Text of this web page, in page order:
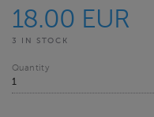
18.00 EUR
3 IN STOCK
Quantity